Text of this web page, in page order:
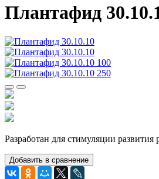
Плантафид
Разработан для стимуляции развития
Добавить в сравнение